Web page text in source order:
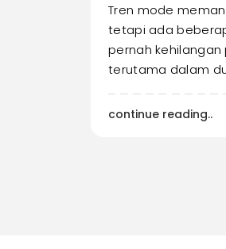
Tren mode
tetapi ada
pernah kehilangan
terutama dalam
continue reading..